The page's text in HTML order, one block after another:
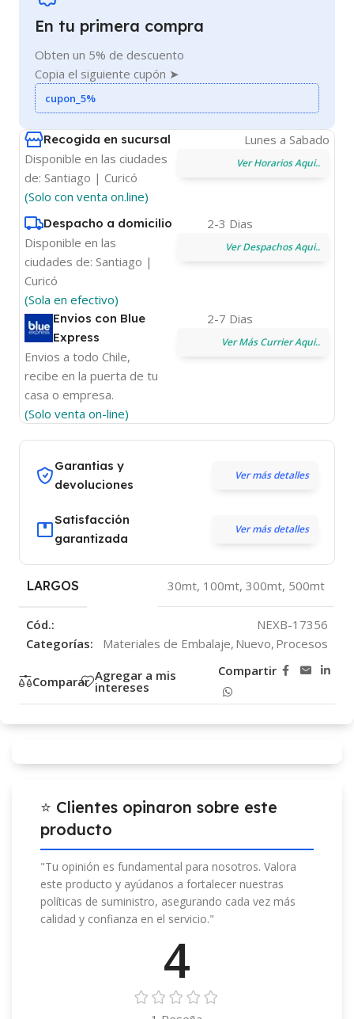
En tu primera compra
Obten un 5% de descuento
Copia el siguiente cupón ➤
cupon_5%
Recogida en sucursal
Disponible en las ciudades
de: Santiago | Curicó
(Solo con venta on.line)
Ver Horarios Aqui..
Lunes a Sabado
Despacho a domicilio
Disponible en las
ciudades de: Santiago |
Curicó
(Sola en efectivo)
2-3 Dias
Ver Despachos Aqui..
Envios con Blue
Express
Envios a todo Chile,
recibe en la puerta de tu
casa o empresa.
(Solo venta on-line)
2-7 Dias
Ver Más Currier Aqui..
Garantias y
devoluciones
Ver más detalles
Satisfacción
garantizada
Ver más detalles
LARGOS 30mt, 100mt, 300mt, 500mt
Cód.:
NEXB-17356
Categorías:
Materiales de Embalaje, Nuevo, Procesos
Comparar Agregar a mis
intereses
Compartir
⭐ Clientes opinaron sobre este
producto
"Tu opinión es fundamental para nosotros. Valora
este producto y ayúdanos a fortalecer nuestras
políticas de suministro, asegurando cada vez más
calidad y confianza en el servicio."
4